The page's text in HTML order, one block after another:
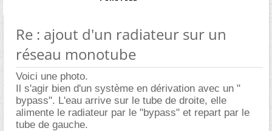
Re : ajout d'un radiateur sur un
réseau monotube
Voici une photo.
Il s'agir bien d'un système en dérivation avec un "
bypass". L'eau arrive sur le tube de droite, elle
alimente le radiateur par le "bypass" et repart par le
tube de gauche.